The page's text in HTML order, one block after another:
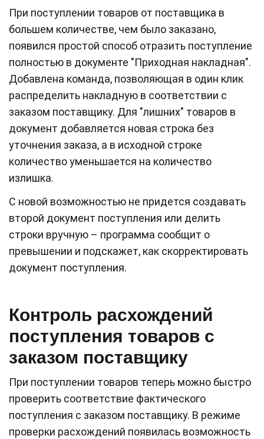
При поступлении товаров от поставщика в
большем количестве, чем было заказано,
появился простой способ отразить поступление
полностью в документе "Приходная накладная".
Добавлена команда, позволяющая в один клик
распределить накладную в соответствии с
заказом поставщику. Для "лишних" товаров в
документ добавляется новая строка без
уточнения заказа, а в исходной строке
количество уменьшается на количество
излишка.
С новой возможностью не придется создавать
второй документ поступления или делить
строки вручную – программа сообщит о
превышении и подскажет, как скорректировать
документ поступления.
Контроль расхождений
поступления товаров с
заказом поставщику
При поступлении товаров теперь можно быстро
проверить соответствие фактического
поступления с заказом поставщику. В режиме
проверки расхождений появилась возможность